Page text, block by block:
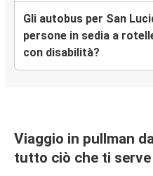
Gli autobus per San
persone in sedia a
con disabilità?
Viaggio in pullman
tutto ciò che ti serve